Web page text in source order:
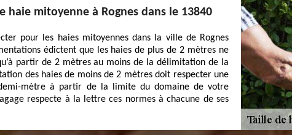
haie mitoyenne à Rognes dans le 13840
pour les haies mitoyennes dans la ville de Rognes
édictent que les haies de plus de 2 mètres ne
partir de 2 mètres au moins de la délimitation de la
des haies de moins de 2 mètres doit respecter une
mètre à partir de la limite du domaine de votre
respecte à la lettre ces normes à chacune de ses